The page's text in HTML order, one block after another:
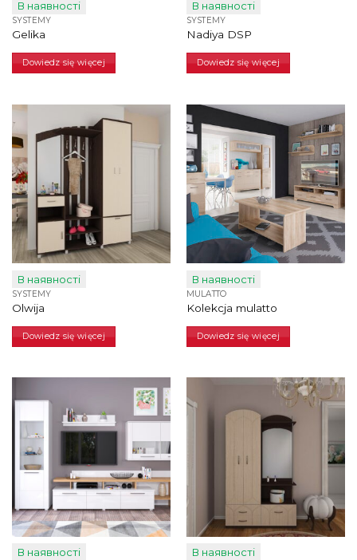
В наявності
SYSTEMY
Gelika
Dowiedz się więcej
В наявності
SYSTEMY
Nadiya DSP
Dowiedz się więcej
В наявності
SYSTEMY
Olwija
Dowiedz się więcej
В наявності
MULATTO
Kolekcja mulatto
Dowiedz się więcej
В наявності В наявності